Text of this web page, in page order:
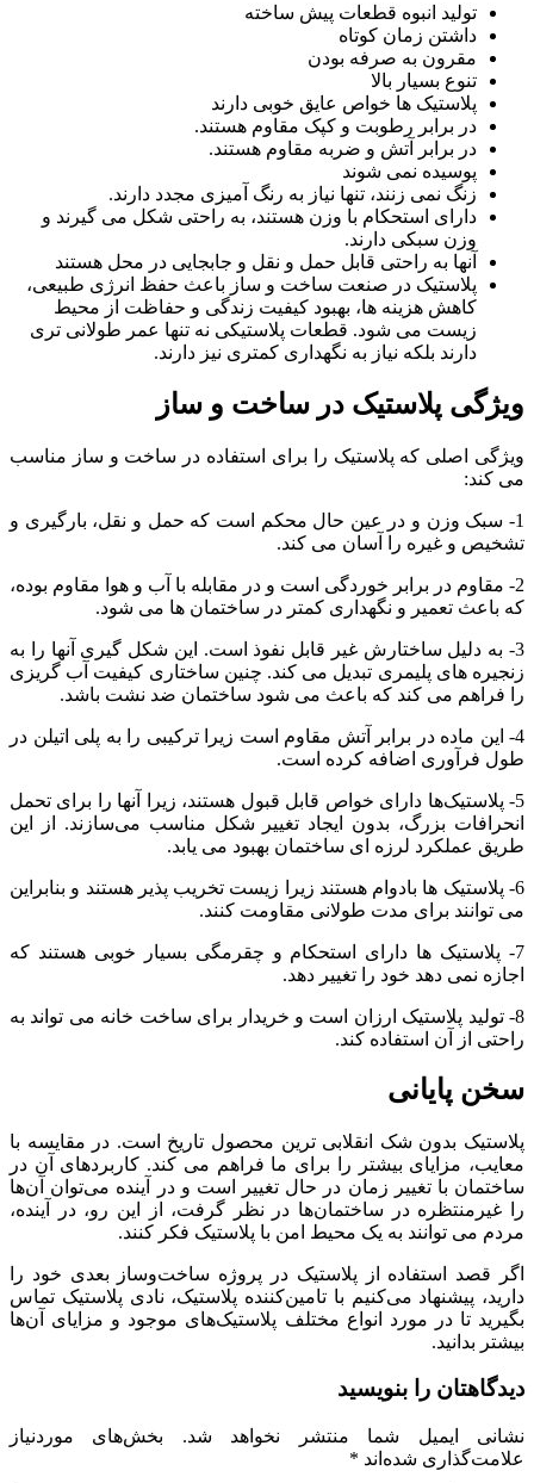
تولید انبوه قطعات پیش ساخته
داشتن زمان کوتاه
مقرون به صرفه بودن
تنوع بسیار بالا
پلاستیک ها خواص عایق خوبی دارند
در برابر رطوبت و کپک مقاوم هستند.
در برابر آتش و ضربه مقاوم هستند.
پوسیده نمی شوند
زنگ نمی زنند، تنها نیاز به رنگ آمیزی مجدد دارند.
دارای استحکام با وزن هستند، به راحتی شکل می گیرند و
وزن سبکی دارند.
آنها به راحتی قابل حمل و نقل و جابجایی در محل هستند
پلاستیک در صنعت ساخت و ساز باعث حفظ انرژی طبیعی،
کاهش هزینه ها، بهبود کیفیت زندگی و حفاظت از محیط
زیست می شود. قطعات پلاستیکی نه تنها عمر طولانی تری
دارند بلکه نیاز به نگهداری کمتری نیز دارند.
ویژگی پلاستیک در ساخت و ساز
ویژگی اصلی که پلاستیک را برای استفاده در ساخت و ساز مناسب
می کند:
1- سبک وزن و در عین حال محکم است که حمل و نقل، بارگیری و
تشخیص و غیره را آسان می کند.
2- مقاوم در برابر خوردگی است و در مقابله با آب و هوا مقاوم بوده،
که باعث تعمیر و نگهداری کمتر در ساختمان ها می شود.
3- به دلیل ساختارش غیر قابل نفوذ است. این شکل گیری آنها را به
زنجیره های پلیمری تبدیل می کند. چنین ساختاری کیفیت آب گریزی
را فراهم می کند که باعث می شود ساختمان ضد نشت باشد.
4- این ماده در برابر آتش مقاوم است زیرا ترکیبی را به پلی اتیلن در
طول فرآوری اضافه کرده است.
5- پلاستیک‌ها دارای خواص قابل قبول هستند، زیرا آنها را برای تحمل
انحرافات بزرگ، بدون ایجاد تغییر شکل مناسب می‌سازند. از این
طریق عملکرد لرزه ای ساختمان بهبود می یابد.
6- پلاستیک ها بادوام هستند زیرا زیست تخریب پذیر هستند و بنابراین
می توانند برای مدت طولانی مقاومت کنند.
7- پلاستیک ها دارای استحکام و چقرمگی بسیار خوبی هستند که
اجازه نمی دهد خود را تغییر دهد.
8- تولید پلاستیک ارزان است و خریدار برای ساخت خانه می تواند به
راحتی از آن استفاده کند.
سخن پایانی
پلاستیک بدون شک انقلابی ترین محصول تاریخ است. در مقایسه با
معایب، مزایای بیشتر را برای ما فراهم می کند. کاربردهای آن در
ساختمان با تغییر زمان در حال تغییر است و در آینده می‌توان آن‌ها
را غیرمنتظره در ساختمان‌ها در نظر گرفت، از این رو، در آینده،
مردم می توانند به یک محیط امن با پلاستیک فکر کنند.
اگر قصد استفاده از پلاستیک در پروژه ساخت‌وساز بعدی خود را
دارید، پیشنهاد می‌کنیم با تامین‌کننده پلاستیک، نادی پلاستیک تماس
بگیرید تا در مورد انواع مختلف پلاستیک‌های موجود و مزایای آن‌ها
بیشتر بدانید.
دیدگاهتان را بنویسید
نشانی ایمیل شما منتشر نخواهد شد.
بخش‌های موردنیاز
علامت‌گذاری شده‌اند *